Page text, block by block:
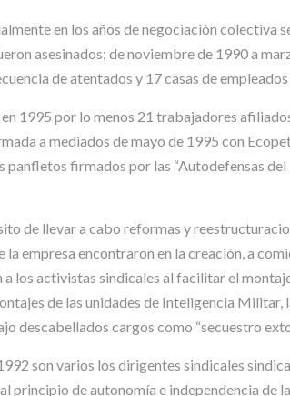
en los años de negociación colectiva
asesinados; de noviembre de 1990 a
de atentados y 17 casas de
1995 por lo menos 21 trabajadores
a mediados de mayo de 1995 con
panfletos firmados por las “Autodefensas
de llevar a cabo reformas y
la empresa encontraron en la creación, a
a los activistas sindicales al facilitar el
de las unidades de Inteligencia
descabellados cargos como “secuestro
son varios los dirigentes sindicales
principio de autonomía e independencia de